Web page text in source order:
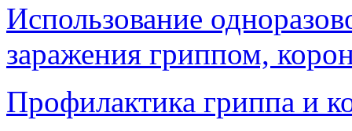
Использование
заражения гриппом,
Профилактика гриппа и